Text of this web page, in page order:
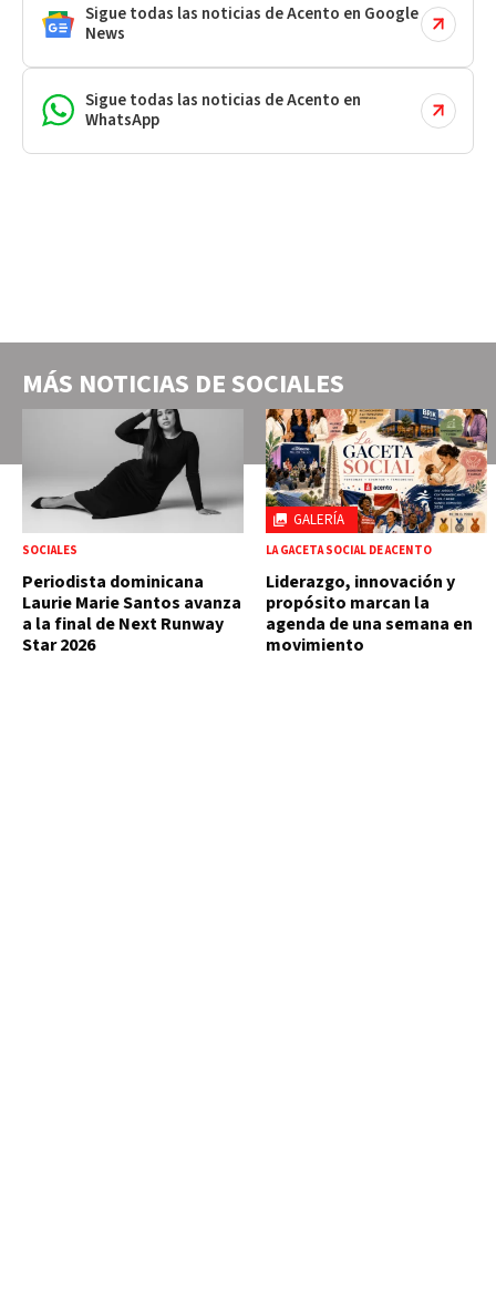
Sigue todas las noticias de Acento en Google
News
Sigue todas las noticias de Acento en
WhatsApp
MÁS NOTICIAS DESOCIALES
SOCIALES
Periodista dominicana
Laurie Marie Santos avanza
a la final de Next Runway
Star 2026
GALERÍA
LA GACETA SOCIAL DE ACENTO
Liderazgo, innovación y
propósito marcan la
agenda de una semana en
movimiento